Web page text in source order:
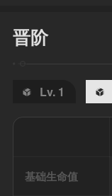
晋阶
Lv. 1
基础生命值